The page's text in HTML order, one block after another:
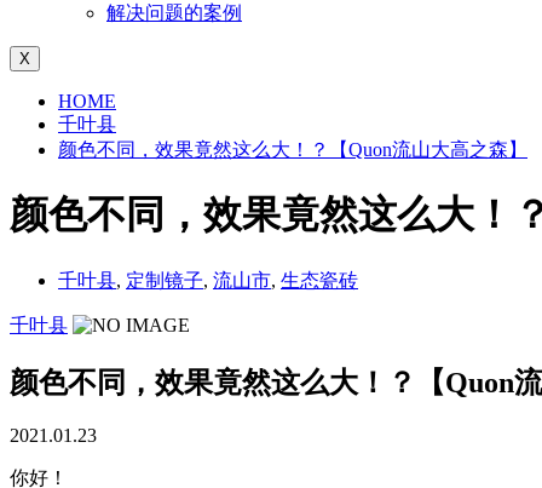
解决问题的案例
X
HOME
千叶县
颜色不同，效果竟然这么大！？【Quon流山大高之森】
颜色不同，效果竟然这么大！
千叶县, 定制镜子, 流山市, 生态瓷砖
千叶县
颜色不同，效果竟然这么大！？【Quon
2021.01.23
你好！